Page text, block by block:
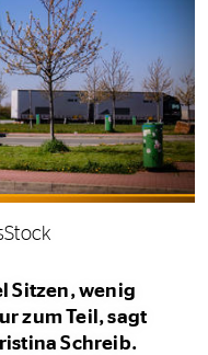
Sitzen, wenig
zum Teil, sagt
Schreib.